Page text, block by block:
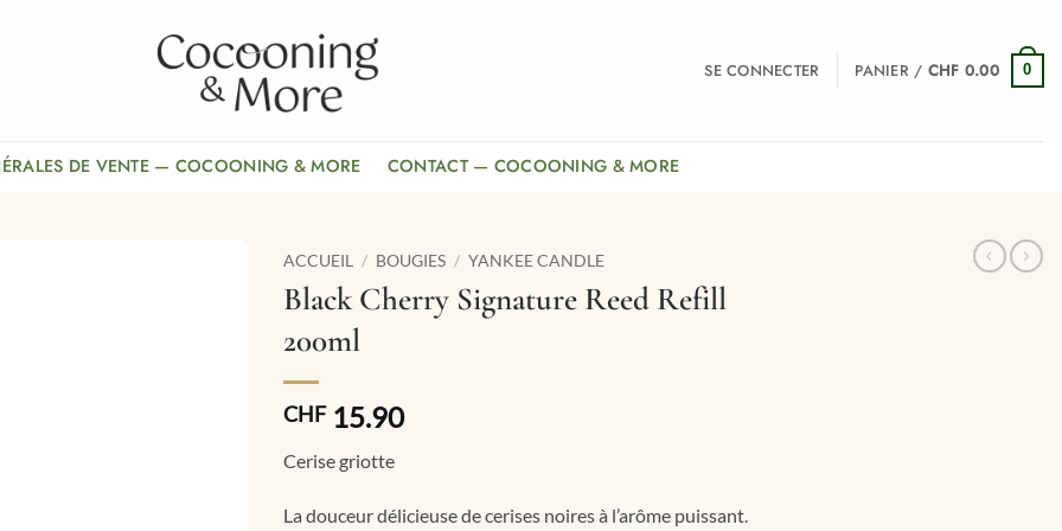
SE CONNECTER PANIER / CHF 0.00 0
DE VENTE — COCOONING & MORE CONTACT — COCOONING & MORE
ACCUEIL / BOUGIES / YANKEE CANDLE
Black Cherry Signature Reed Refill
200ml
CHF15.90
Cerise griotte
La douceur délicieuse de cerises noires à l’arôme puissant.